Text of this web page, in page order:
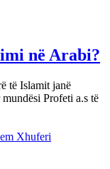
në Arabi?
të Islamit janë
Profeti a.s të
Xhuferi